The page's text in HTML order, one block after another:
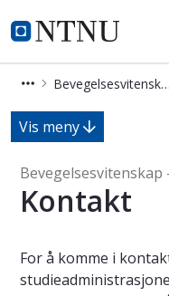
NTNU Hjemmeside
Bevegelsesvitenskap - årsstudium
Kontakt -
Vis meny
Bevegelsesvitenskap
Kontakt
For å komme i